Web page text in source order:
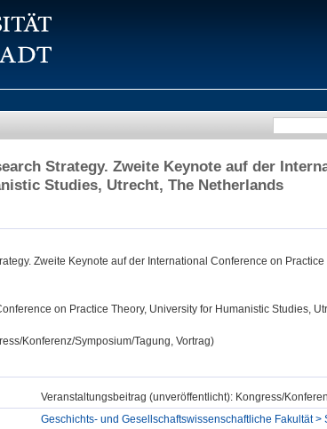
Strategy. Zweite Keynote auf der
Studies, Utrecht, The Netherlands
Zweite Keynote auf der International Conference on
on Practice Theory, University for Humanistic Studies,
Konferenz/Symposium/Tagung, Vortrag)
Veranstaltungsbeitrag (unveröffentlicht): Kongress/
Geschichts- und Gesellschaftswissenschaftliche Fakultät